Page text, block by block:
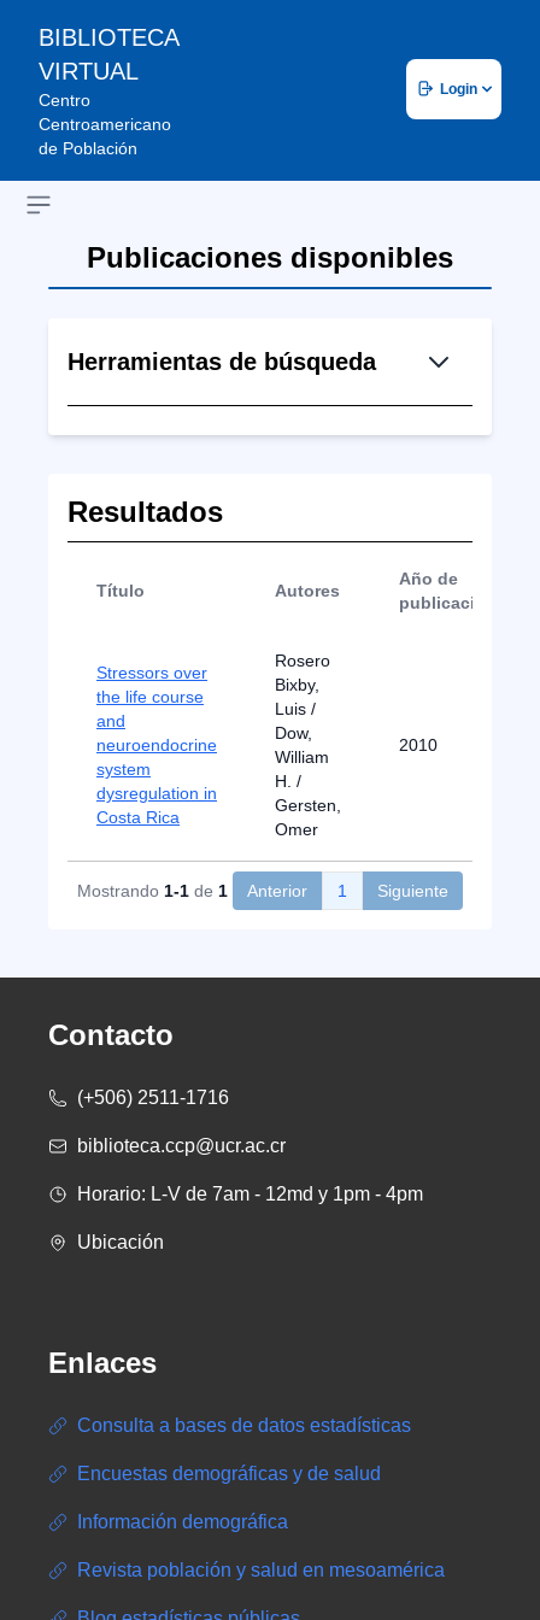
BIBLIOTECA
VIRTUAL
Centro
Centroamericano
de Población
Login
Open sidebar
Publicaciones disponibles
Herramientas de búsqueda
Resultados
Título Autores
Año de
publicación
Stressors over
the life course
and
neuroendocrine
system
dysregulation in
Costa Rica
Rosero
Bixby,
Luis /
Dow,
William
H. /
Gersten,
Omer
2010
Mostrando 1-1 de 1 Anterior 1 Siguiente
Contacto
(+506) 2511-1716
biblioteca.ccp@ucr.ac.cr
Horario: L-V de 7am - 12md y 1pm - 4pm
Ubicación
Enlaces
Consulta a bases de datos estadísticas
Encuestas demográficas y de salud
Información demográfica
Revista población y salud en mesoamérica